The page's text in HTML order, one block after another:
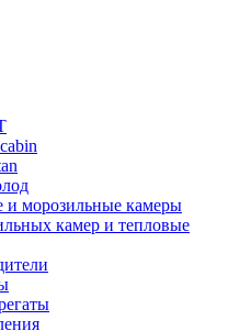
и морозильные камеры
камер и тепловые